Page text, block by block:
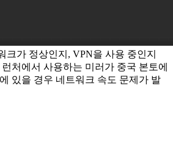
크가 정상인지, VPN을 사용 중인지
처에서 사용하는 미러가 중국 본토에
있을 경우 네트워크 속도 문제가 발